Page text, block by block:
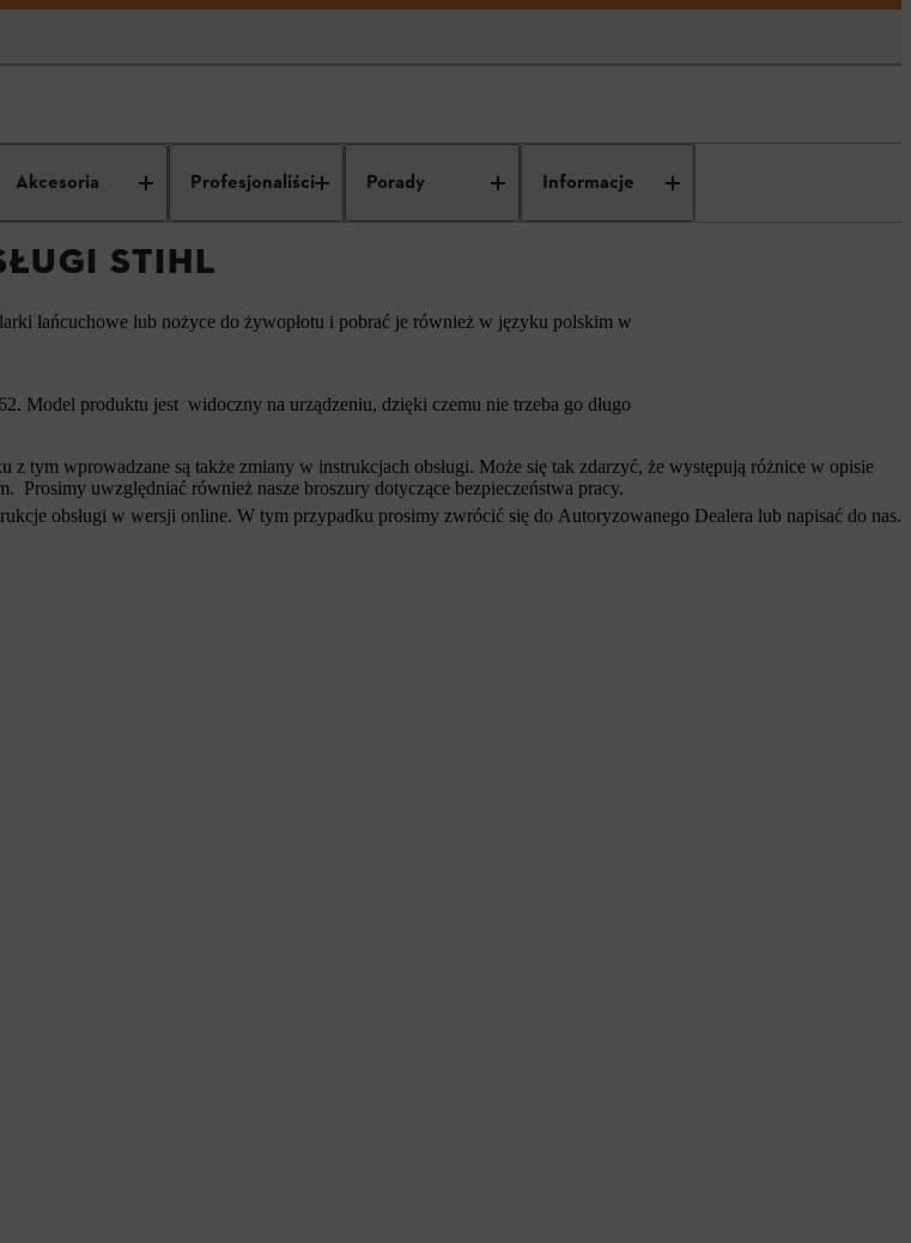
Akcesoria Profesjonaliści Porady Informacje
STIHL
łańcuchowe lub nożyce do żywopłotu i pobrać je również w języku polskim w
Model produktu jest widoczny na urządzeniu, dzięki czemu nie trzeba go długo
tym wprowadzane są także zmiany w instrukcjach obsługi. Może się tak zdarzyć, że występują różnice w opisie
Prosimy uwzględniać również nasze broszury dotyczące bezpieczeństwa pracy.
obsługi w wersji online. W tym przypadku prosimy zwrócić się do Autoryzowanego Dealera lub napisać do nas.